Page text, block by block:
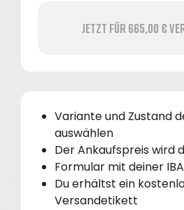
Jetzt für 665,00 €
Variante und Zustand
auswählen
Der Ankaufspreis wird
Formular mit deiner
Du erhältst ein
Versandetikett